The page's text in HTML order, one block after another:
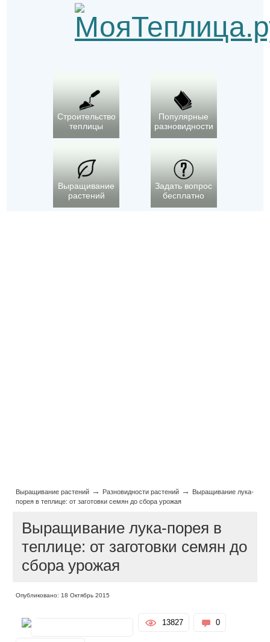
Строительство
теплицы
Популярные
разновидности
Выращивание
растений
Задать вопрос
бесплатно
Выращивание растений → Разновидности растений →
Выращивание лука-
порея в теплице: от заготовки семян до сбора урожая
Выращивание лука-порея в
теплице: от заготовки семян до
сбора урожая
Опубликовано: 18 Октябрь 2015
13827 0